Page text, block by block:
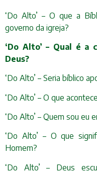
‘Do Alto’ – O que a
governo da igreja?
‘Do Alto’ – Qual é a
Deus?
‘Do Alto’ – Seria bíblico
‘Do Alto’ – O que
‘Do Alto’ – Quem sou eu
‘Do Alto’ – O que
Homem?
‘Do Alto’ – Deus